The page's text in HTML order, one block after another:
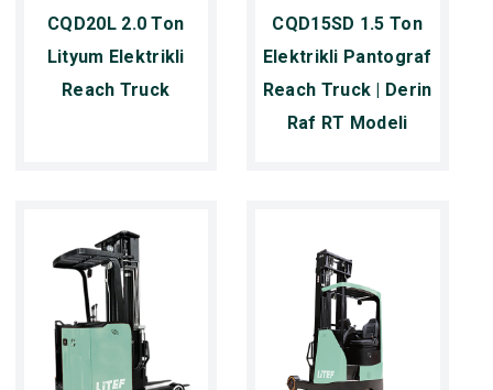
CQD20L 2.0 Ton
Lityum Elektrikli
Reach Truck
CQD15SD 1.5 Ton
Elektrikli Pantograf
Reach Truck | Derin
Raf RT Modeli